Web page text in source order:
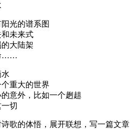
光的谱系图
未来式
大陆架
……
重大的世界
意外，比如一个趔趄
切
歌的体悟，展开联想，写一篇文章